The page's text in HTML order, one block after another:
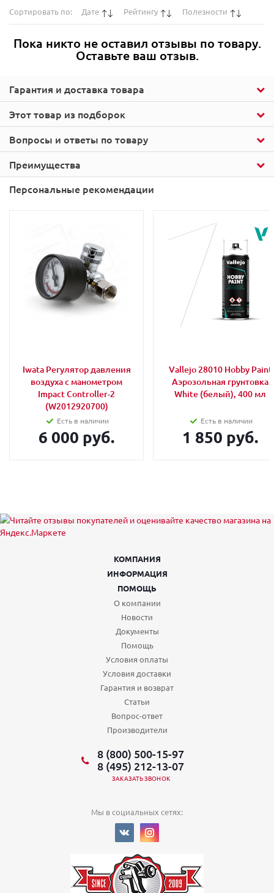
Этот товар из подборок
Гарантия и доставка товара
Сортировать по: Дате Рейтингу Полезности
Пока никто не оставил отзывы по товару.
Оставьте ваш отзыв.
Вопросы и ответы по товару
Преимущества
Персональные рекомендации
Iwata Регулятор давления
воздуха с манометром
Impact Controller-2
(W2012920700)
Есть в наличии
6 000 руб.
Vallejo 28010 Hobby Paint
Аэрозольная грунтовка
White (белый), 400 мл
Есть в наличии
1 850 руб.
КОМПАНИЯ
ИНФОРМАЦИЯ
ПОМОЩЬ
О компании
Новости
Документы
Помощь
Условия оплаты
Условия доставки
Гарантия и возврат
Статьи
Вопрос-ответ
Производители
8 (800) 500-15-97
8 (495) 212-13-07
ЗАКАЗАТЬ ЗВОНОК
Мы в социальных сетях: